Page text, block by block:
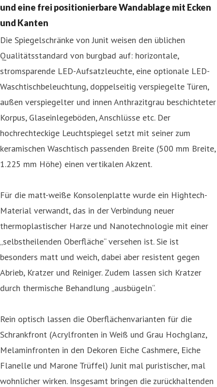
und eine frei positionierbare Wand­ablage mit Ecken
und Kanten
Die Spiegelschränke von Junit weisen den üblichen
Qualitätsstandard von burgbad auf: horizontale,
stromsparende LED-Aufsatzleuchte, eine optionale LED-
Waschtischbeleuchtung, doppelseitig verspiegelte Türen,
außen verspiegelter und innen Anthrazitgrau beschichteter
Korpus, Glaseinlegeböden, Anschlüsse etc. Der
hochrechteckige Leuchtspiegel setzt mit seiner zum
keramischen Waschtisch passenden Breite (500 mm Breite,
1.225 mm Höhe) einen vertikalen Akzent.
Für die matt-weiße Konsolenplatte wurde ein Hightech-
Material verwandt, das in der Verbindung neuer
thermoplastischer Harze und Nanotechnologie mit einer
„selbstheilenden Oberfläche“ versehen ist. Sie ist
besonders matt und weich, dabei aber resistent gegen
Abrieb, Kratzer und Reiniger. Zudem lassen sich Kratzer
durch thermische Behandlung „ausbügeln“.
Rein optisch lassen die Oberflächenvarianten für die
Schrankfront (Acrylfronten in Weiß und Grau Hochglanz,
Melaminfronten in den Dekoren Eiche Cashmere, Eiche
Flanelle und Marone Trüffel) Junit mal puristischer, mal
wohnlicher wirken. Insgesamt bringen die zurückhaltenden